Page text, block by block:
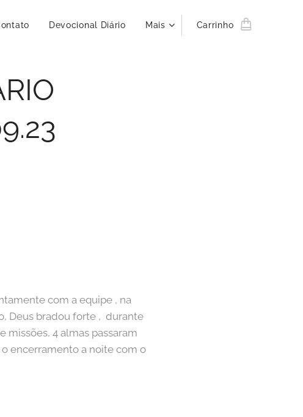
Devocional Diário Mais Carrinho
com a equipe , na
Deus bradou forte , durante
missões, 4 almas passaram
encerramento a noite com o